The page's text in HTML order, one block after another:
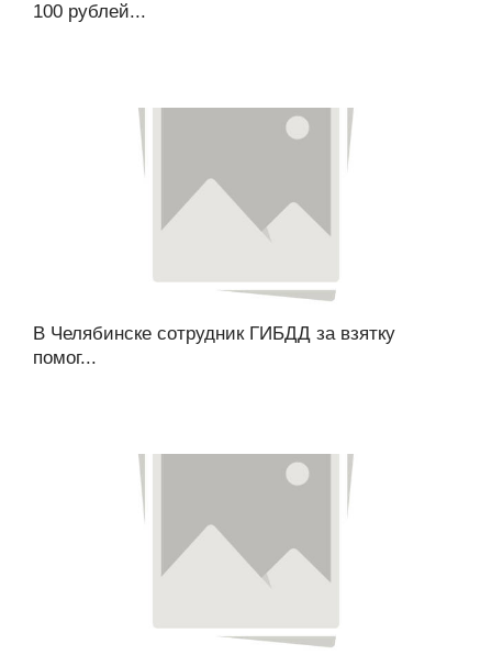
100 рублей...
В Челябинске сотрудник ГИБДД за взятку
помог...